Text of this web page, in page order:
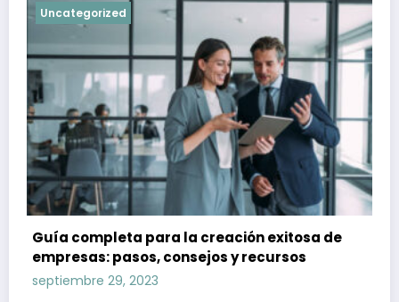
Uncategorized
Guía completa para la creación exitosa de
empresas: pasos, consejos y recursos
septiembre 29, 2023